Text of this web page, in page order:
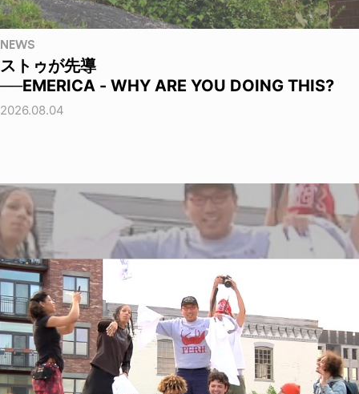
NEWS
ストゥが先導
──EMERICA - WHY ARE YOU DOING THIS?
2026.08.04